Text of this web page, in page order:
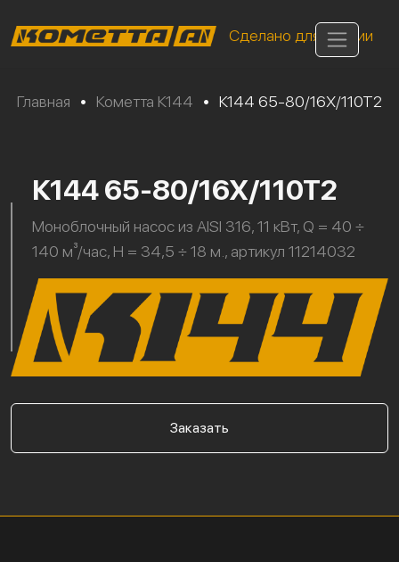
Сделано для России
Главная • Кометта К144 • К144 65-80/16Х/110Т2
К144 65-80/16Х/110Т2
Моноблочный насос из AISI 316, 11 кВт, Q = 40 ÷
140 м³/час, H = 34,5 ÷ 18 м., артикул 11214032
Заказать